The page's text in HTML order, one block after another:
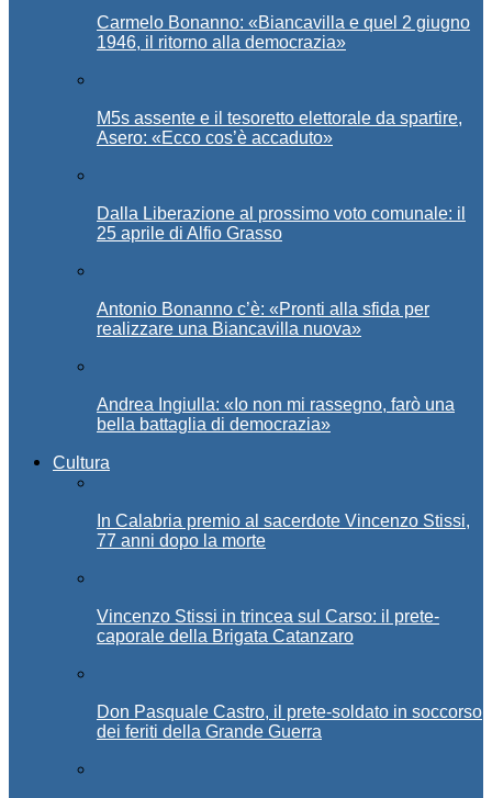
Carmelo Bonanno: «Biancavilla e quel 2 giugno
1946, il ritorno alla democrazia»
M5s assente e il tesoretto elettorale da spartire,
Asero: «Ecco cos’è accaduto»
Dalla Liberazione al prossimo voto comunale: il
25 aprile di Alfio Grasso
Antonio Bonanno c’è: «Pronti alla sfida per
realizzare una Biancavilla nuova»
Andrea Ingiulla: «Io non mi rassegno, farò una
bella battaglia di democrazia»
Cultura
In Calabria premio al sacerdote Vincenzo Stissi,
77 anni dopo la morte
Vincenzo Stissi in trincea sul Carso: il prete-
caporale della Brigata Catanzaro
Don Pasquale Castro, il prete-soldato in soccorso
dei feriti della Grande Guerra